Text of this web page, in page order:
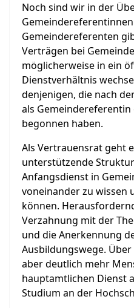
Noch sind wir in der
Gemeindereferenten
Verträgen bei
möglicherweise in ein
Dienstverhältnis
denjenigen, die nach
als
begonnen haben.
Als Vertrauensrat geht
unterstützende
Anfangsdienst in
voneinander zu wissen
können.
Verzahnung mit der
und die Anerkennung
Ausbildungswege.
aber deutlich mehr
hauptamtlichen Dienst
Studium an der